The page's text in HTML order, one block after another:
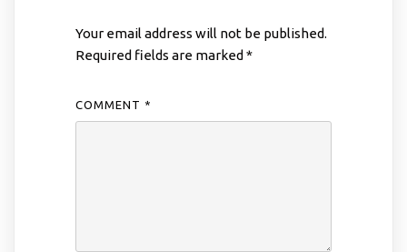
Your email address will not be published.
Required fields are marked *
COMMENT *